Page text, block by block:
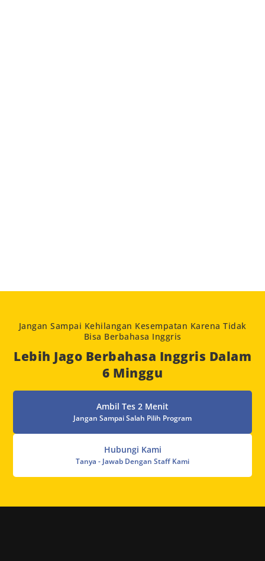
Jangan Sampai Kehilangan Kesempatan Karena Tidak
Bisa Berbahasa Inggris
Lebih Jago Berbahasa Inggris Dalam
6 Minggu
Ambil Tes 2 Menit
Jangan Sampai Salah Pilih Program
Hubungi Kami
Tanya - Jawab Dengan Staff Kami